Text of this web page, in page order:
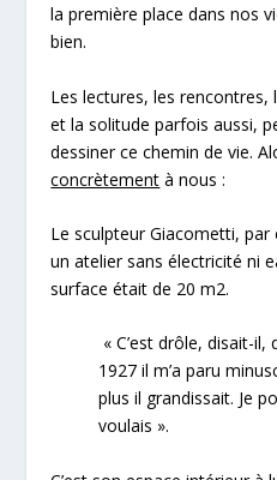
la première place dans nos
bien.
Les lectures, les rencontres,
et la solitude parfois aussi,
dessiner ce chemin de vie.
concrètement à nous :
Le sculpteur Giacometti,
un atelier sans électricité ni
surface était de 20 m2.
« C’est drôle, disait-il,
1927 il m’a paru
plus il grandissait. Je
voulais ».